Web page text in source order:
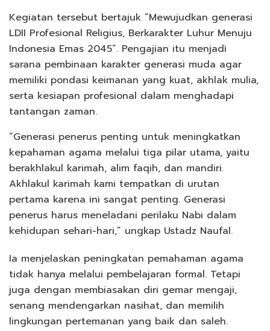
Kegiatan tersebut bertajuk “Mewujudkan generasi
LDII Profesional Religius, Berkarakter Luhur Menuju
Indonesia Emas 2045”. Pengajian itu menjadi
sarana pembinaan karakter generasi muda agar
memiliki pondasi keimanan yang kuat, akhlak mulia,
serta kesiapan profesional dalam menghadapi
tantangan zaman.
“Generasi penerus penting untuk meningkatkan
kepahaman agama melalui tiga pilar utama, yaitu
berakhlakul karimah, alim faqih, dan mandiri.
Akhlakul karimah kami tempatkan di urutan
pertama karena ini sangat penting. Generasi
penerus harus meneladani perilaku Nabi dalam
kehidupan sehari-hari,” ungkap Ustadz Naufal.
Ia menjelaskan peningkatan pemahaman agama
tidak hanya melalui pembelajaran formal. Tetapi
juga dengan membiasakan diri gemar mengaji,
senang mendengarkan nasihat, dan memilih
lingkungan pertemanan yang baik dan saleh.